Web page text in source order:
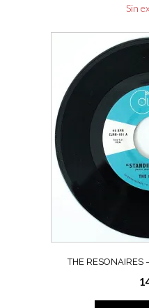
Sin
THE RESONAIRES